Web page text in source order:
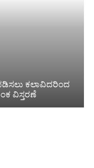
ಕಲಾವಿದರಿಂದ
ವಿಸ್ತರಣೆ